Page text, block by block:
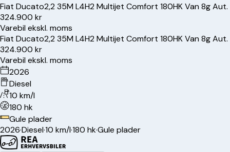
Fiat Ducato2,2 35M L4H2 Multijet Comfort 180HK Van 8g Aut.
324.900 kr
Varebil ekskl. moms
Fiat Ducato2,2 35M L4H2 Multijet Comfort 180HK Van 8g Aut.
324.900 kr
Varebil ekskl. moms
2026
Diesel
10 km/l
180 hk
Gule plader
2026·Diesel·10 km/l·180 hk·Gule plader